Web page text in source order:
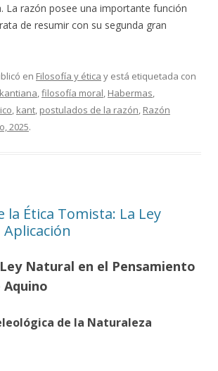
La razón posee una importante función
de resumir con su segunda gran
en Filosofía y ética y está etiquetada con
,filosofía moral, Habermas,
, kant, postulados de la razón, Razón
2025.
la Ética Tomista: La Ley
Natural en el Pensamiento
Aquino
de la Naturaleza